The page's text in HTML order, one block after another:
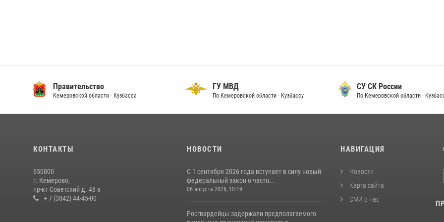
Правительство
Кемеровской области - Кузбасса
ГУ МВД
По Кемеровской области - Кузбассу
СУ СК России
По Кемеровской области -
КОНТАКТЫ
650000
г. Кемерово,
пр-кт Советский д. 48 а
+ 7 (3842) 44-45-00
НОВОСТИ
С 1 сентября 2026 года вступает в силу новый
федеральный закон о частн...
06 августа 2026, 10:19
Росгвардейцы задержали предполагаемого
НАВИГАЦИЯ
Новости
Карта сайта
СМИ о нас